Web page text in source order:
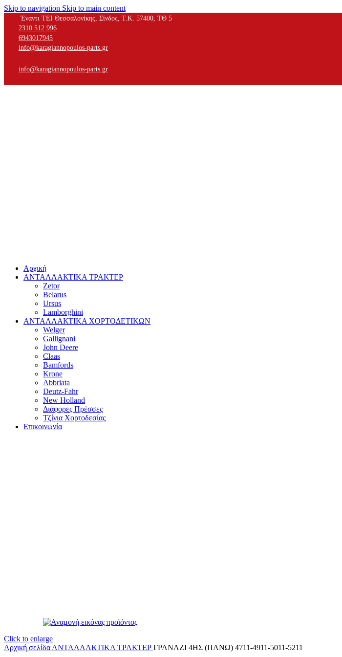
Skip to navigation Skip to main content
Έναντι ΤΕΙ Θεσσαλονίκης, Σίνδος, Τ.Κ. 57400, ΤΘ 5
2310 512 996
6943017945
info@karagiannopoulos-parts.gr
info@karagiannopoulos-parts.gr
Αρχική
ΑΝΤΑΛΛΑΚΤΙΚΑ ΤΡΑΚΤΕΡ
Zetor
Belarus
Ursus
Lamborghini
ΑΝΤΑΛΛΑΚΤΙΚΑ ΧΟΡΤΟΔΕΤΙΚΩΝ
Welger
Gallignani
John Deere
Claas
Bamfords
Krone
Abbriata
Deutz-Fahr
New Holland
Διάφορες Πρέσσες
Τζίνια Χορτοδεσίας
Επικοινωνία
Click to enlarge
Αρχική σελίδα ΑΝΤΑΛΛΑΚΤΙΚΑ ΤΡΑΚΤΕΡ ΓΡΑΝΑΖΙ 4ΗΣ (ΠΑΝΩ) 4711-4911-5011-5211